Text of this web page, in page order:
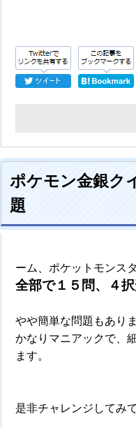
ポケモン金銀ク
題
ーム、ポケットモンス
全部で１５問、４
やや簡単な問題もありま
かなりマニアックで、
ます。
是非チャレンジしてみ